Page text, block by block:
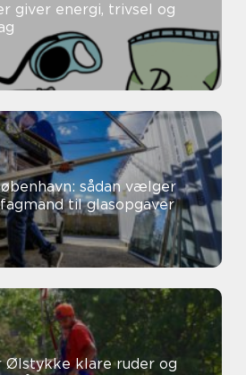
giver energi, trivsel og
sådan vælger
til glasopgaver
klare ruder og